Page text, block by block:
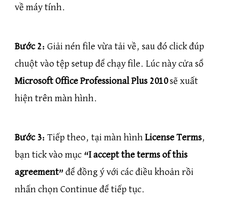
về máy tính.
Bước 2: Giải nén file vừa tải về, sau đó click đúp
chuột vào tệp setup để chạy file. Lúc này cửa sổ
Microsoft Office Professional Plus 2010sẽ xuất
hiện trên màn hình.
Bước 3: Tiếp theo, tại màn hìnhLicense Terms,
bạn tick vào mục “I accept the terms of this
agreement”để đồng ý với các điều khoản rồi
nhấn chọn Continue để tiếp tục.